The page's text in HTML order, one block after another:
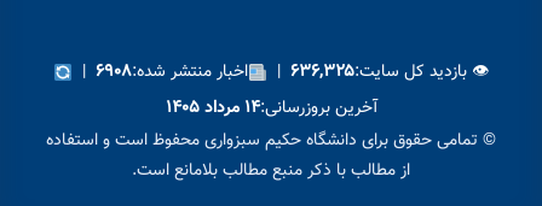
👁 بازدید کل سایت:۶۳۶,۳۲۵ | اخبار منتشر شده:۶۹۰۸ |
آخرین بروزرسانی:۱۴ مرداد ۱۴۰۵
© تمامی حقوق برای دانشگاه حکیم سبزواری محفوظ است و استفاده
از مطالب با ذکر منبع مطالب بلامانع است.